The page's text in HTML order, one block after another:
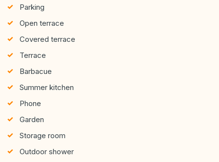
Parking
Open terrace
Covered terrace
Terrace
Barbacue
Summer kitchen
Phone
Garden
Storage room
Outdoor shower